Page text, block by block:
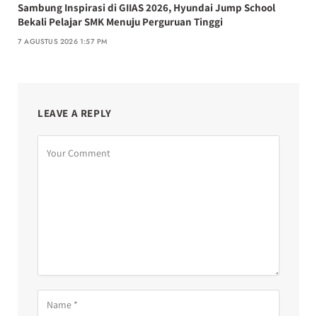
Sambung Inspirasi di GIIAS 2026, Hyundai Jump School
Bekali Pelajar SMK Menuju Perguruan Tinggi
7 AGUSTUS 2026 1:57 PM
LEAVE A REPLY